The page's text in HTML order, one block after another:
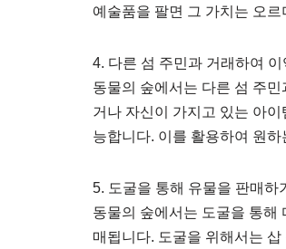
예술품을 팔면 그 가치는 오
4. 다른 섬 주민과 거래하여 이
동물의 숲에서는 다른 섬 주
거나 자신이 가지고 있는 아
능합니다. 이를 활용하여 원
5. 도굴을 통해 유물을 판매하기
동물의 숲에서는 도굴을 통해
매됩니다. 도굴을 위해서는